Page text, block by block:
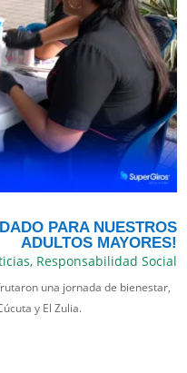
PARA NUESTROS
ADULTOS MAYORES!
, Responsabilidad Social
una jornada de bienestar,
y El Zulia.